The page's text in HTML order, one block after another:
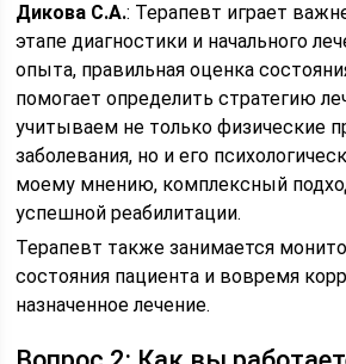
Дикова С.А.: Терапевт играет
этапе диагностики и начального
опыта, правильная оценка
помогает определить стратегию
учитываем не только физические
заболевания, но и его
моему мнению, комплексный
успешной реабилитации.
Терапевт также занимается
состояния пациента и вовремя
назначенное лечение.